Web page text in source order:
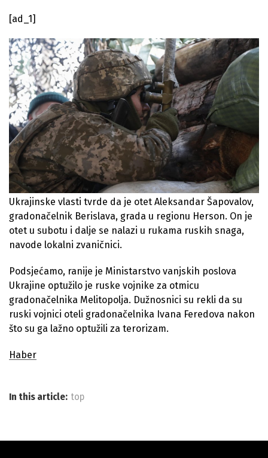
[ad_1]
Ukrajinske vlasti tvrde da je otet Aleksandar Šapovalov,
gradonačelnik Berislava, grada u regionu Herson. On je
otet u subotu i dalje se nalazi u rukama ruskih snaga,
navode lokalni zvaničnici.
Podsjećamo, ranije je Ministarstvo vanjskih poslova
Ukrajine optužilo je ruske vojnike za otmicu
gradonačelnika Melitopolja. Dužnosnici su rekli da su
ruski vojnici oteli gradonačelnika Ivana Feredova nakon
što su ga lažno optužili za terorizam.
Haber
In this article: top